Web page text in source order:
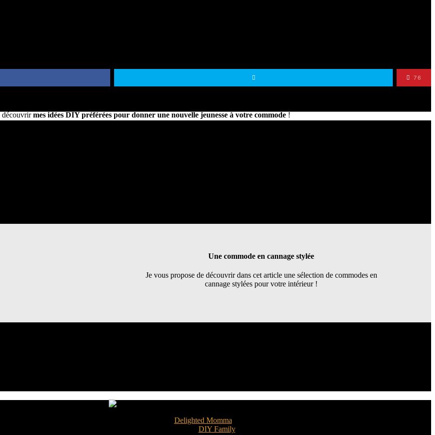
76
pour en acheter une autre ? Sachez qu’avec un peu de peinture, de papier,… vous pourrez facilement la relooker ! Pour vous aider un
découvrirmes idées DIY préférées pour donner une nouvelle jeunesse à votre commode!
de bonnes idées ci-dessous pour customiser votre commode en mode DIY facilement ! Je vous laisse découvrir tout ça et n’hésitez pas à
j’ai sélectionnés pour vous, je vous propose de découvrir dans cet article
Une commode en cannage stylée
Je vous propose de découvrir dans cet article une sélection de commodes en
cannage stylées pour votre intérieur !
Delighted Momma
DIY Family